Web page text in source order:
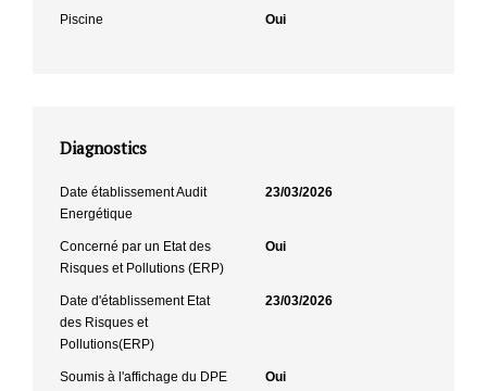
Piscine Oui
Diagnostics
Date établissement Audit
Energétique
23/03/2026
Concerné par un Etat des
Risques et Pollutions (ERP)
Oui
Date d'établissement Etat
des Risques et
Pollutions(ERP)
23/03/2026
Soumis à l'affichage du DPE Oui